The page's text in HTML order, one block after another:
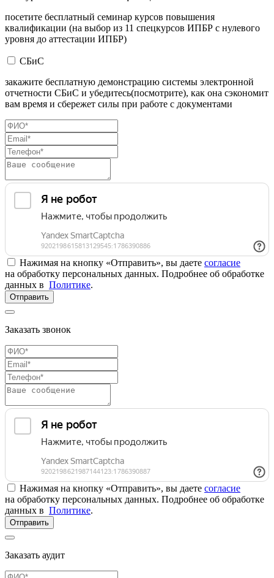
посетите бесплатный семинар курсов повышения
квалификации (на выбор из 11 спецкурсов ИПБР с нулевого
уровня до аттестации ИПБР)
СБиС
закажите бесплатную демонстрацию системы электронной
отчетности СБиС и убедитесь(посмотрите), как она сэкономит
вам время и сбережет силы при работе с документами
Нажимая на кнопку «Отправить», вы даете согласие
на обработку персональных данных. Подробнее об обработке
данных в Политике.
Отправить
Заказать звонок
Нажимая на кнопку «Отправить», вы даете согласие
на обработку персональных данных. Подробнее об обработке
данных в Политике.
Отправить
Заказать аудит